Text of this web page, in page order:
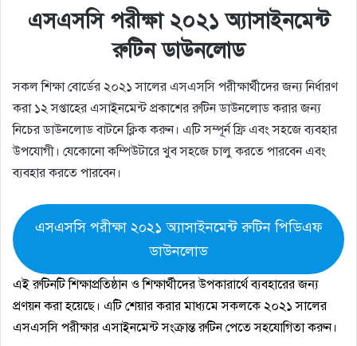
এসএসসি পরীক্ষা ২০২১ অ্যাসাইনমেন্ট
রুটিন ডাউনলোড
সকল শিক্ষা বোর্ডের ২০২১ সালের এসএসসি পরীক্ষার্থীদের জন্য নির্ধারণ
করা ১২ সপ্তাহের এসাইনমেন্ট প্রকাশের রুটিন ডাউনলোড করার জন্য
নিচের ডাউনলোড বাটনে ক্লিক করুন। এটি সম্পূর্ন ফ্রি এবং সহজে ব্যবহার
উপযোগী। যেকোনো কম্পিউটারে খুব সহজে চালু করতে পারবেন এবং
ব্যবহার করতে পারবেন।
এসএসসি পরীক্ষা ২০২১ অ্যাসাইনমেন্ট রুটিন পিডিএফ
ডাউনলোড
এই রুটিনটি শিক্ষাপ্রতিষ্ঠান ও শিক্ষার্থীদের উপকারার্থে ব্যবহারের জন্য
প্রণয়ন করা হয়েছে। এটি শেয়ার করার মাধ্যমে সকলকে ২০২১ সালের
এসএসসি পরীক্ষার এসাইনমেন্ট সংক্রান্ত রুটিন পেতে সহযোগিতা করুন।